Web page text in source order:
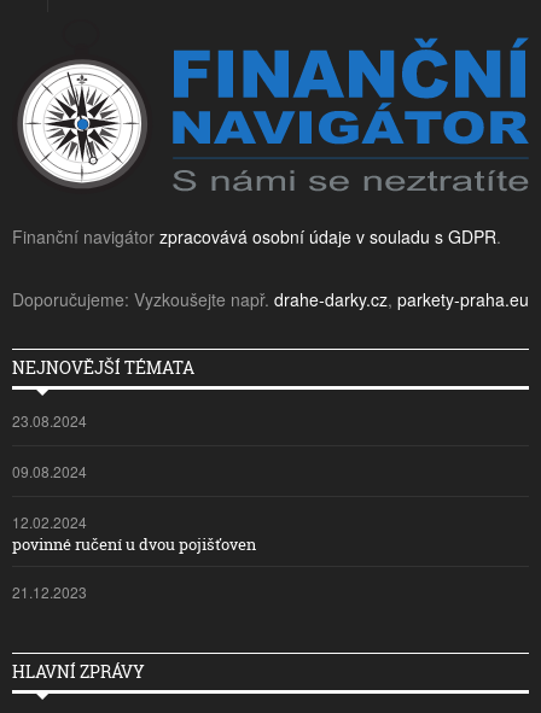
Finanční navigátor zpracovává osobní údaje v souladu s GDPR.
Doporučujeme: Vyzkoušejte např. drahe-darky.cz, parkety-praha.eu
NEJNOVĚJŠÍ TÉMATA
23.08.2024
09.08.2024
12.02.2024
povinné ručení u dvou pojišťoven
21.12.2023
HLAVNÍ ZPRÁVY